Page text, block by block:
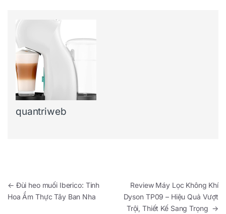
quantriweb
Điều hướng bài viết
← Đùi heo muối Iberico: Tinh
Hoa Ẩm Thực Tây Ban Nha
Review Máy Lọc Không Khí
Dyson TP09 – Hiệu Quả Vượt
Trội, Thiết Kế Sang Trọng →